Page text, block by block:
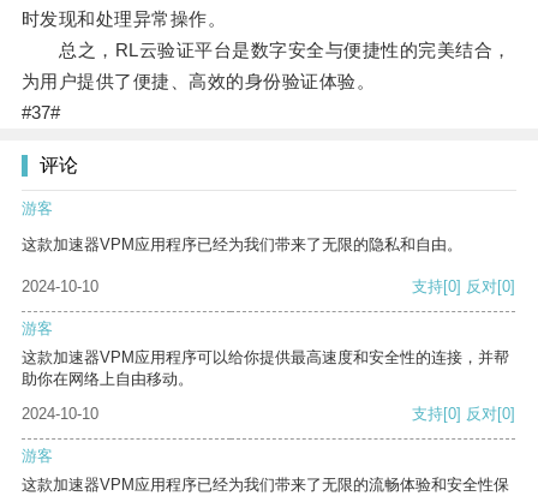
时发现和处理异常操作。
总之，RL云验证平台是数字安全与便捷性的完美结合，
为用户提供了便捷、高效的身份验证体验。
#37#
评论
游客
这款加速器VPM应用程序已经为我们带来了无限的隐私和自由。
2024-10-10 支持[0] 反对[0]
游客
这款加速器VPM应用程序可以给你提供最高速度和安全性的连接，并帮
助你在网络上自由移动。
2024-10-10
支持[0] 反对[0]
游客
这款加速器VPM应用程序已经为我们带来了无限的流畅体验和安全性保